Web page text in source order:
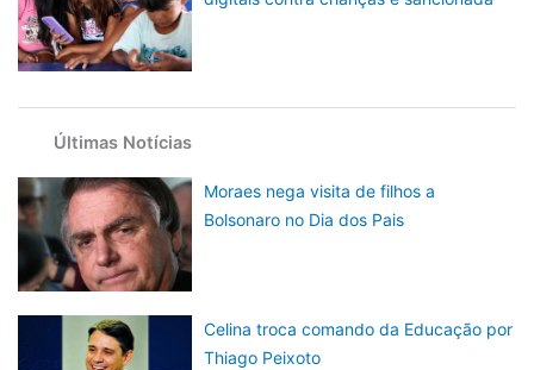
Últimas Notícias
Moraes nega visita de filhos a
Bolsonaro no Dia dos Pais
Celina troca comando da Educação por
Thiago Peixoto